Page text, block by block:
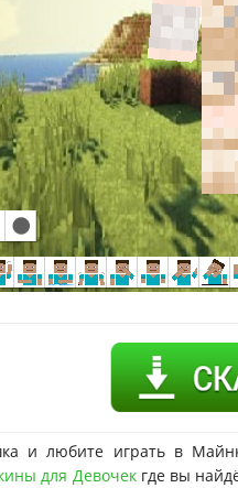
и любите играть в
для Девочекгде вы